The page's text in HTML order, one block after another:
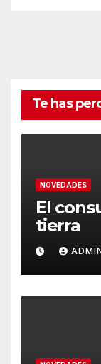
Te has
NOVEDADES
El
tierra